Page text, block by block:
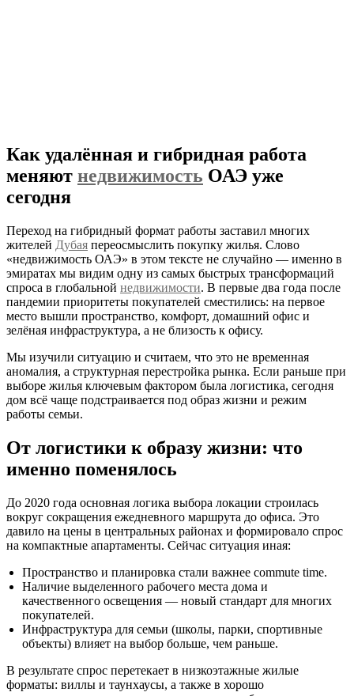
Как удалённая и гибридная работа
меняют недвижимость ОАЭ уже
сегодня
Переход на гибридный формат работы заставил многих
жителей Дубая переосмыслить покупку жилья. Слово
«недвижимость ОАЭ» в этом тексте не случайно — именно в
эмиратах мы видим одну из самых быстрых трансформаций
спроса в глобальной недвижимости. В первые два года после
пандемии приоритеты покупателей сместились: на первое
место вышли пространство, комфорт, домашний офис и
зелёная инфраструктура, а не близость к офису.
Мы изучили ситуацию и считаем, что это не временная
аномалия, а структурная перестройка рынка. Если раньше при
выборе жилья ключевым фактором была логистика, сегодня
дом всё чаще подстраивается под образ жизни и режим
работы семьи.
От логистики к образу жизни: что
именно поменялось
До 2020 года основная логика выбора локации строилась
вокруг сокращения ежедневного маршрута до офиса. Это
давило на цены в центральных районах и формировало спрос
на компактные апартаменты. Сейчас ситуация иная:
Пространство и планировка стали важнее commute time.
Наличие выделенного рабочего места дома и
качественного освещения — новый стандарт для многих
покупателей.
Инфраструктура для семьи (школы, парки, спортивные
объекты) влияет на выбор больше, чем раньше.
В результате спрос перетекает в низкоэтажные жилые
форматы: виллы и таунхаусы, а также в хорошо